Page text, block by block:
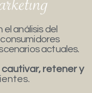
análisis del
actuales.
retener y